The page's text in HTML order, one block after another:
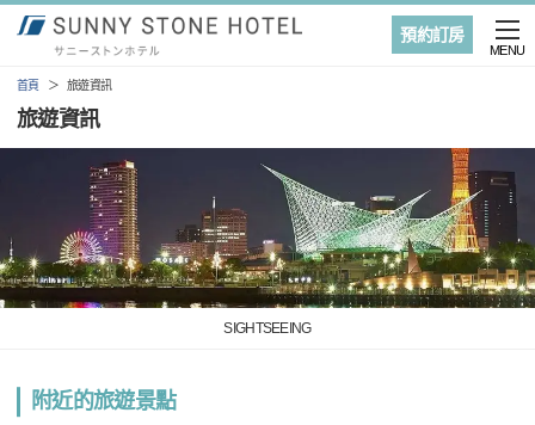
預約訂房
MENU
首頁 旅遊資訊
旅遊資訊
SIGHTSEEING
附近的旅遊景點